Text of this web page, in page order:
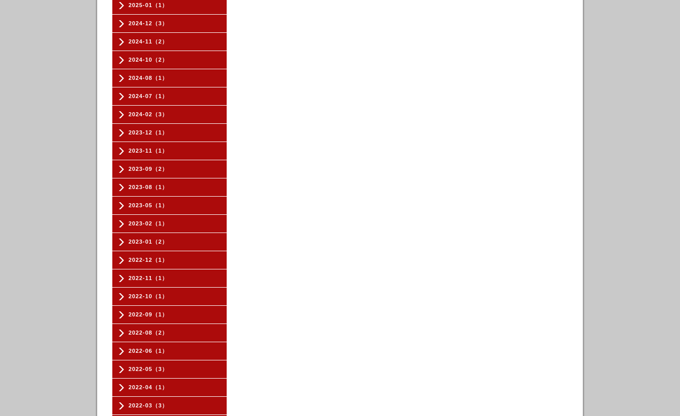
2025-01（1）
2024-12（3）
2024-11（2）
2024-10（2）
2024-08（1）
2024-07（1）
2024-02（3）
2023-12（1）
2023-11（1）
2023-09（2）
2023-08（1）
2023-05（1）
2023-02（1）
2023-01（2）
2022-12（1）
2022-11（1）
2022-10（1）
2022-09（1）
2022-08（2）
2022-06（1）
2022-05（3）
2022-04（1）
2022-03（3）